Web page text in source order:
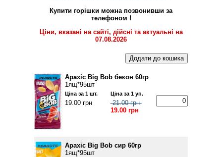
Купити горішки можна позвонивши за
телефоном !
Ціни, вказані на сайті, дійсні та актуальні на
07.08.2026
Арахіс Big Bob бекон 60гр
1ящ*95шт
Ціна за 1 шт.
19.00 грн
Ціна за 1 уп.
21.00 грн
19.00 грн
Арахіс Big Bob сир 60гр
1ящ*95шт